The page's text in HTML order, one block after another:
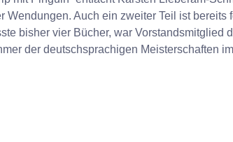
Auch ein zweiter Teil ist bereits
bisher vier Bücher, war Vorstandsmitglied
der deutschsprachigen Meisterschaften